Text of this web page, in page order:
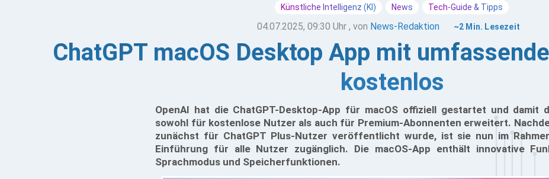
Künstliche Intelligenz (KI) News Tech-Guide & Tipps
04.07.2025, 09:30 Uhr , von News-Redaktion ~2 Min. Lesezeit
ChatGPT macOS Desktop App mit
kostenlos
OpenAI hat die ChatGPT-Desktop-App für macOS offiziell gestartet und damit
sowohl für kostenlose Nutzer als auch für Premium-Abonnenten erweitert.
zunächst für ChatGPT Plus-Nutzer veröffentlicht wurde, ist sie nun im
Einführung für alle Nutzer zugänglich. Die macOS-App enthält innovative
Sprachmodus und Speicherfunktionen.